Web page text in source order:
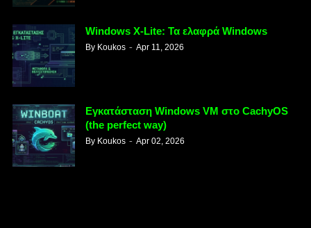
Windows X-Lite: Τα ελαφρά Windows
ByKoukos Apr 11, 2026
Εγκατάσταση Windows VM στο CachyOS
(the perfect way)
ByKoukos Apr 02, 2026